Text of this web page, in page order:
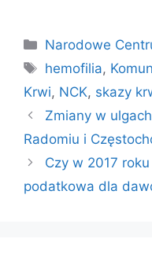
Kategorie
Narodowe
Tagi
hemofilia,
Krwi, NCK, skazy
Zmiany w
Radomiu i
Czy w 2017
podatkowa dla